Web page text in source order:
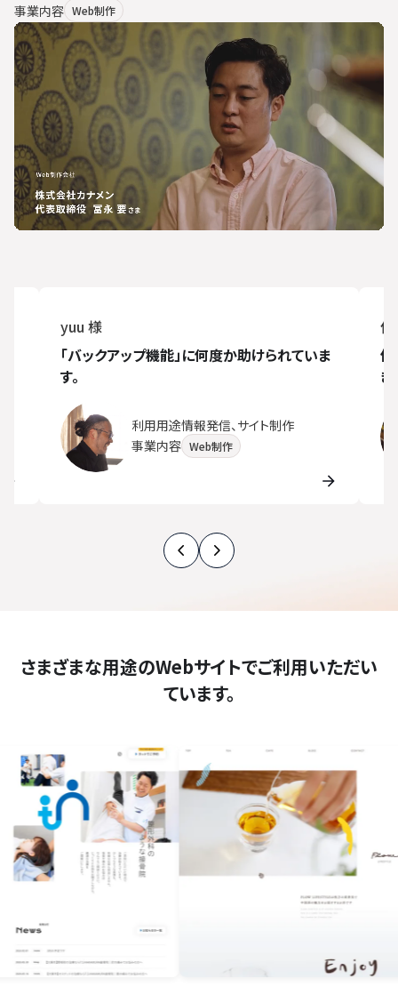
事業内容 Web制作
yuu 様
「バックアップ機能」に何度か助けられていま
す。
利用用途情報発信、サイト制作
事業内容 Web制作
他
き
さまざまな用途のWebサイトでご利用いただい
ています。